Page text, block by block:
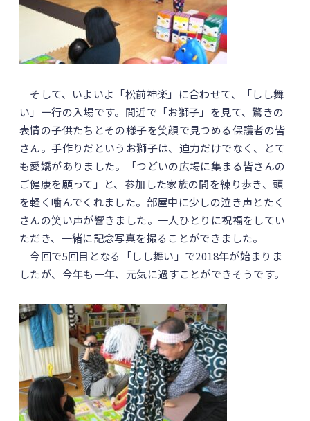
そして、いよいよ「松前神楽」に合わせて、「しし舞
い」一行の入場です。間近で「お獅子」を見て、驚きの
表情の子供たちとその様子を笑顔で見つめる保護者の皆
さん。手作りだというお獅子は、迫力だけでなく、とて
も愛嬌がありました。「つどいの広場に集まる皆さんの
ご健康を願って」と、参加した家族の間を練り歩き、頭
を軽く噛んでくれました。部屋中に少しの泣き声とたく
さんの笑い声が響きました。一人ひとりに祝福をしてい
ただき、一緒に記念写真を撮ることができました。
今回で5回目となる「しし舞い」で2018年が始まりま
したが、今年も一年、元気に過すことができそうです。